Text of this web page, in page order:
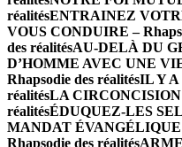
réalitésENTRAINEZ
VOUS CONDUIRE –
des réalitésAU-DELÀ DU
D’HOMME AVEC UNE
Rhapsodie des réalitésIL Y A
réalitésLA CIRCONCISION
réalitésÉDUQUEZ-LES
MANDAT ÉVANGÉLIQUE
Rhapsodie des réalités